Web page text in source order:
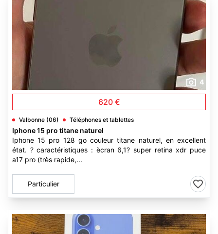
4
620 €
Valbonne (06) Téléphones et tablettes
Iphone 15 pro titane naturel
Iphone 15 pro 128 go couleur titane naturel, en excellent
état. ? caractéristiques : ècran 6,1? super retina xdr puce
a17 pro (très rapide,...
Particulier